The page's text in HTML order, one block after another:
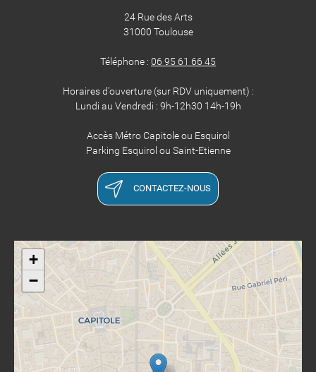
24 Rue des Arts
31000 Toulouse
Téléphone : 06 95 61 66 45
Horaires d'ouverture (sur RDV uniquement) :
Lundi au Vendredi : 9h-12h30 14h-19h
Accès Métro Capitole ou Esquirol
Parking Esquirol ou Saint-Etienne
CONTACTEZ-NOUS
+
−